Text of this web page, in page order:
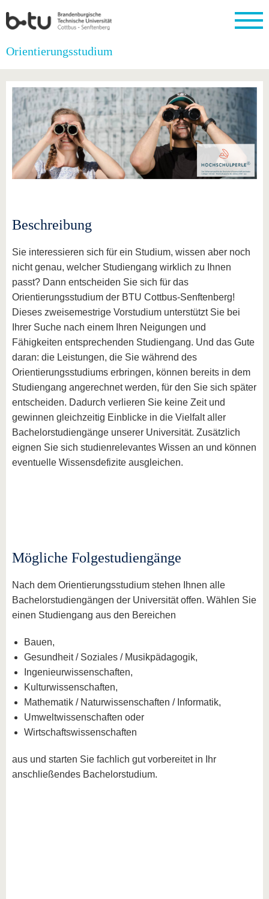
Startseite
Universität
Die BTU
Struktur
Karriere
Engagement
Partnerschaften
Forschung
Aktuelle
Forschung
Forschungsprofil
Förderung
Wissenschaftlicher
Nachwuchs
Studium
Studienangebot
Vor dem
Studium
Im
Studium
Nach
International
Internationales
Profil
Aus dem
Ausland
an die
BTU
Mit der
Weiterbildung
Weiterbildungsangebote
Wissenschaftliche
Weiterbildung
Kontakt
Transfer
Akademische
Fachkräfte
Wirtschafts-
und
Gründen
an der
Sie uns
Unileben
Unsere
Werte
Familie &
Dual
Sport &
Orientierungsstudium
Beschreibung
Sie interessieren sich für ein Studium, wissen aber noch
nicht genau, welcher Studiengang wirklich zu Ihnen
passt? Dann entscheiden Sie sich für das
Orientierungsstudium der BTU Cottbus-Senftenberg!
Dieses zweisemestrige Vorstudium unterstützt Sie bei
Ihrer Suche nach einem Ihren Neigungen und
Fähigkeiten entsprechenden Studiengang. Und das Gute
daran: die Leistungen, die Sie während des
Orientierungsstudiums erbringen, können bereits in dem
Studiengang angerechnet werden, für den Sie sich später
entscheiden. Dadurch verlieren Sie keine Zeit und
gewinnen gleichzeitig Einblicke in die Vielfalt aller
Bachelorstudiengänge unserer Universität. Zusätzlich
eignen Sie sich studienrelevantes Wissen an und können
eventuelle Wissensdefizite ausgleichen.
Mögliche Folgestudiengänge
Nach dem Orientierungsstudium stehen Ihnen alle
Bachelorstudiengängen der Universität offen. Wählen Sie
einen Studiengang aus den Bereichen
Bauen,
Gesundheit / Soziales / Musikpädagogik,
Ingenieurwissenschaften,
Kulturwissenschaften,
Mathematik / Naturwissenschaften / Informatik,
Umweltwissenschaften oder
Wirtschaftswissenschaften
aus und starten Sie fachlich gut vorbereitet in Ihr
anschließendes Bachelorstudium.